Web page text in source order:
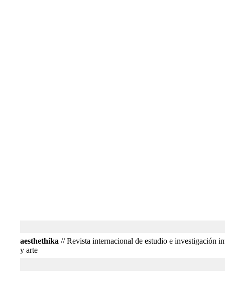
aesthethika // Revista internacional de estudio e investigación
y arte